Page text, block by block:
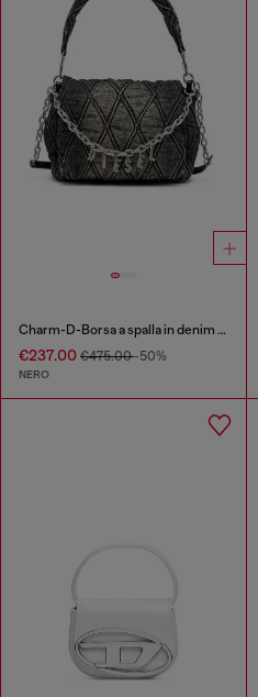
Charm-D-Borsa a spalla in denim trapuntato e trattato
€237.00 €475.00-50%
NERO